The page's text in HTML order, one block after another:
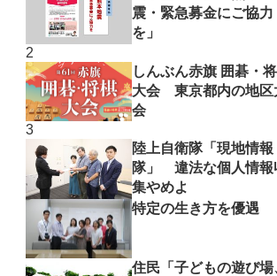
震・緊急募金にご協力
を」
しんぶん赤旗 囲碁・
大会 東京都内の地区
会
陸上自衛隊「現地情報
隊」 違法な個人情報
集やめよ
特定の生き方を優遇
住民「子どもの遊び場